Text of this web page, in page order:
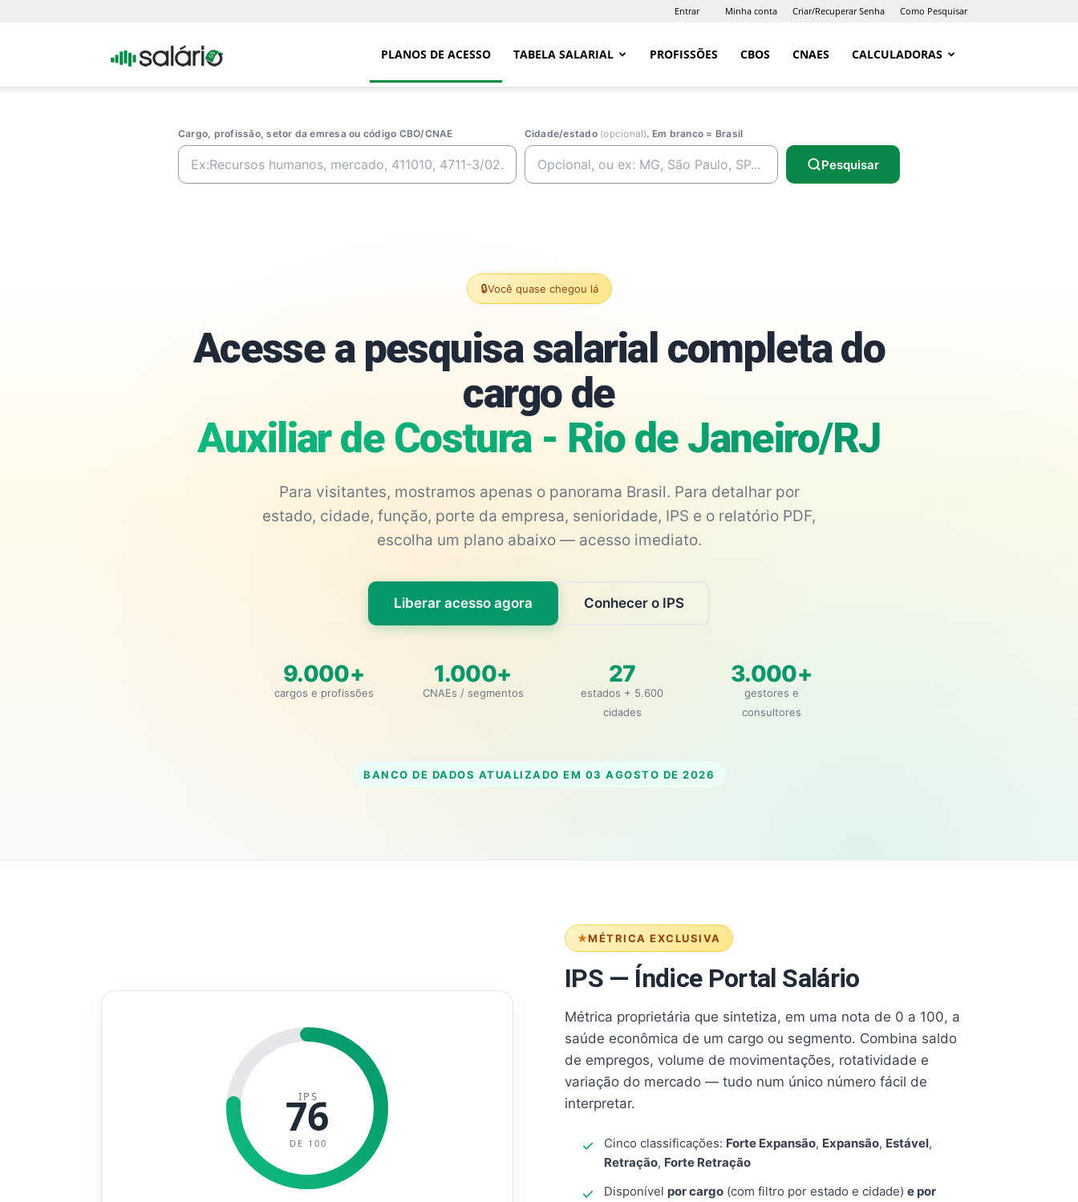
Entrar Minha conta Criar/Recuperar Senha Como Pesquisar
Portal PLANOS DE ACESSO TABELA SALARIAL PROFISSÕES CBOS CNAES CALCULADORAS
Cargo, profissão, setor da emresa ou código CBO/CNAE Cidade/estado (opcional). Em branco = Brasil
Pesquisar
🔒Você quase chegou lá
Acesse a pesquisa salarial completa do
cargo de
Auxiliar de Costura - Rio de Janeiro/RJ
Para visitantes, mostramos apenas o panorama Brasil. Para detalhar por
estado, cidade, função, porte da empresa, senioridade, IPS e o relatório PDF,
escolha um plano abaixo — acesso imediato.
Liberar acesso agora Conhecer o IPS
9.000+
cargos e profissões
1.000+
CNAEs / segmentos
27
estados + 5.600
cidades
3.000+
gestores e
consultores
BANCO DE DADOS ATUALIZADO EM 03 AGOSTO DE 2026
MÉTRICA EXCLUSIVA
IPS — Índice Portal Salário
Métrica proprietária que sintetiza, em uma nota de 0 a 100, a
saúde econômica de um cargo ou segmento. Combina saldo
de empregos, volume de movimentações, rotatividade e
variação do mercado — tudo num único número fácil de
interpretar.
Cinco classificações: Forte Expansão, Expansão, Estável,
Retração, Forte Retração
Disponível por cargo (com filtro por estado e cidade) e por
IPS
76
DE 100